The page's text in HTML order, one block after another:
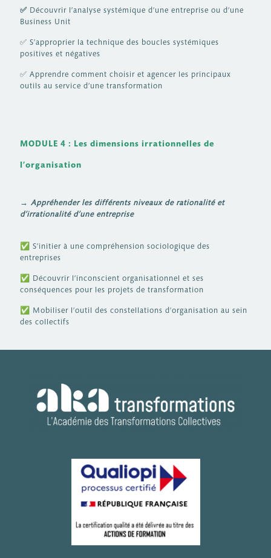
✅ Découvrir l’analyse systémique d’une entreprise ou d’une
Business Unit
✅ S’approprier la technique des boucles systémiques
positives et négatives
✅ Apprendre comment choisir et agencer les principaux
outils au service d’une transformation
MODULE 4 : Les dimensions irrationnelles de
l’organisation
→ Appréhender les différents niveaux de rationalité et
d’irrationalité d’une entreprise
✅ S’initier à une compréhension sociologique des
entreprises
✅
Découvrir l’inconscient organisationnel et ses
conséquences pour les projets de transformation
✅
Mobiliser l’outil des constellations d’organisation au sein
des collectifs